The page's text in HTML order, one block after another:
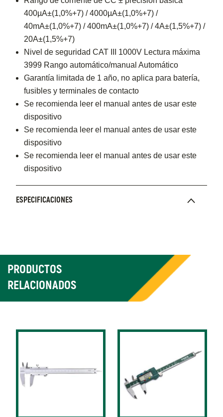
400µA±(1,0%+7) / 4000µA±(1,0%+7) /
40mA±(1,0%+7) / 400mA±(1,0%+7) / 4A±(1,5%+7) /
20A±(1,5%+7)
Nivel de seguridad CAT III 1000V Lectura máxima
3999 Rango automático/manual Automático
Garantía limitada de 1 año, no aplica para batería,
fusibles y terminales de contacto
Se recomienda leer el manual antes de usar este
dispositivo
Se recomienda leer el manual antes de usar este
dispositivo
Se recomienda leer el manual antes de usar este
dispositivo
ESPECIFICACIONES
PRODUCTOS
RELACIONADOS